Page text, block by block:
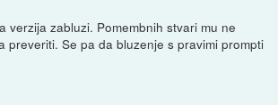
verzija zabluzi. Pomembnih stvari mu ne
preveriti. Se pa da bluzenje s pravimi prompti